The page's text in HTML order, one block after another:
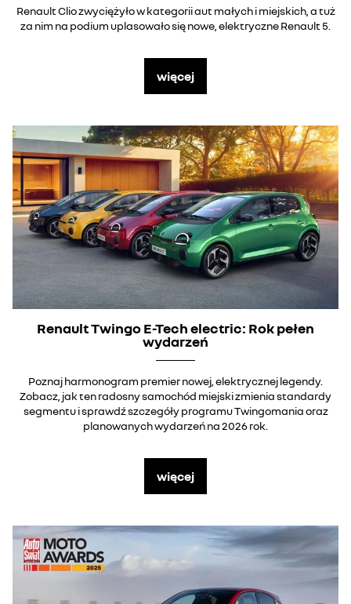
Renault Clio zwyciężyło w kategorii aut małych i miejskich, a tuż
za nim na podium uplasowało się nowe, elektryczne Renault 5.
więcej
Renault Twingo E-Tech electric: Rok pełen
wydarzeń
Poznaj harmonogram premier nowej, elektrycznej legendy.
Zobacz, jak ten radosny samochód miejski zmienia standardy
segmentu i sprawdź szczegóły programu Twingomania oraz
planowanych wydarzeń na 2026 rok.
więcej